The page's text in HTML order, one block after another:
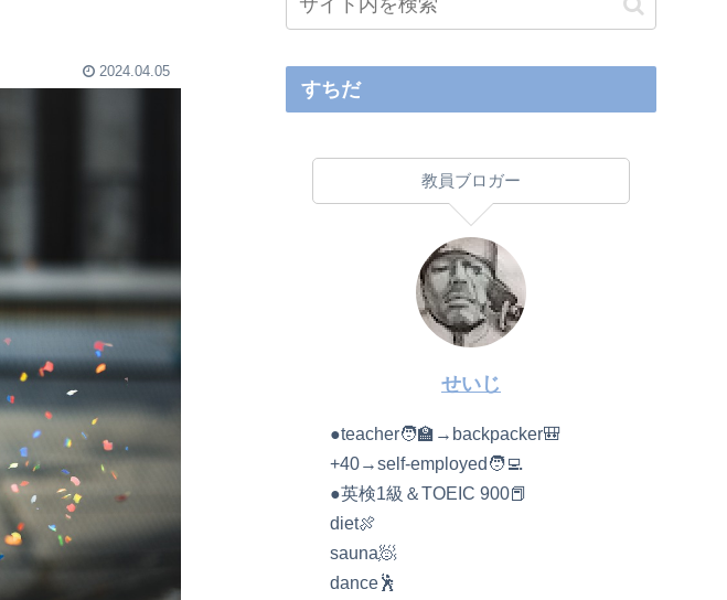
2024.04.05
すちだ
教員ブロガー
せいじ
●teacher🧑‍🏫→backpacker🎒
+40→self-employed🧑‍💻
●英検1級＆TOEIC 900📕
diet🍖
sauna🧖
dance🕺